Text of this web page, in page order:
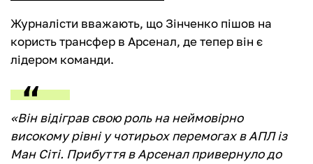
Журналісти вважають, що Зінченко пішов на
користь трансфер в Арсенал, де тепер він є
лідером команди.
«Він відіграв свою роль на неймовірно
високому рівні у чотирьох перемогах в АПЛ із
Ман Сіті. Прибуття в Арсенал привернуло до